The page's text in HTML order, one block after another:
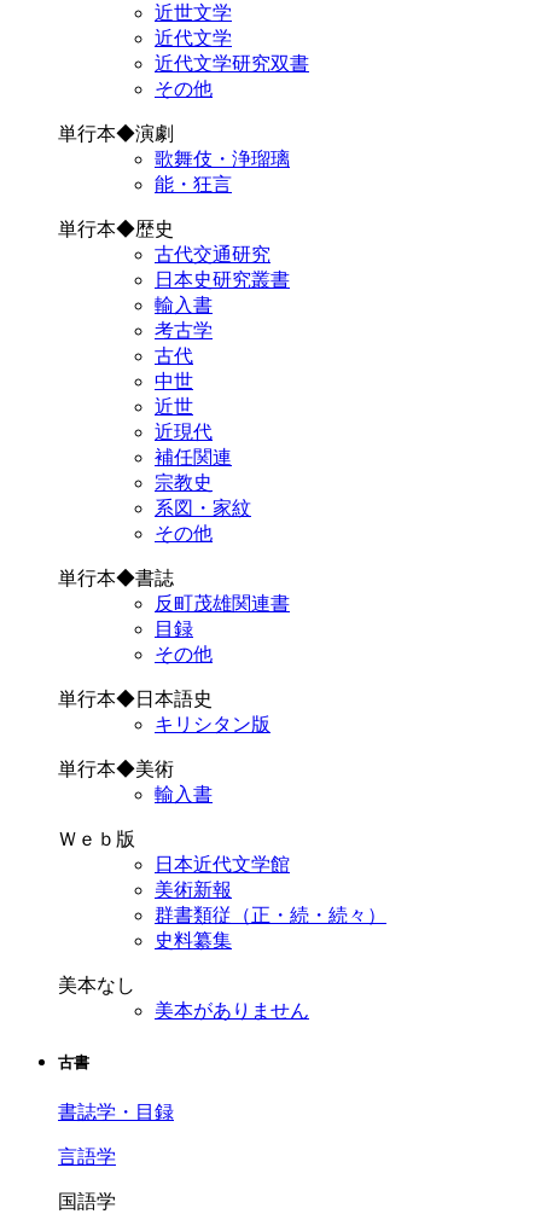
近世文学
近代文学
近代文学研究双書
その他
単行本◆演劇
歌舞伎・浄瑠璃
能・狂言
単行本◆歴史
古代交通研究
日本史研究叢書
輸入書
考古学
古代
中世
近世
近現代
補任関連
宗教史
系図・家紋
その他
単行本◆書誌
反町茂雄関連書
目録
その他
単行本◆日本語史
キリシタン版
単行本◆美術
輸入書
Ｗｅｂ版
日本近代文学館
美術新報
群書類従（正・続・続々）
史料纂集
美本なし
美本がありません
古書
書誌学・目録
言語学
国語学